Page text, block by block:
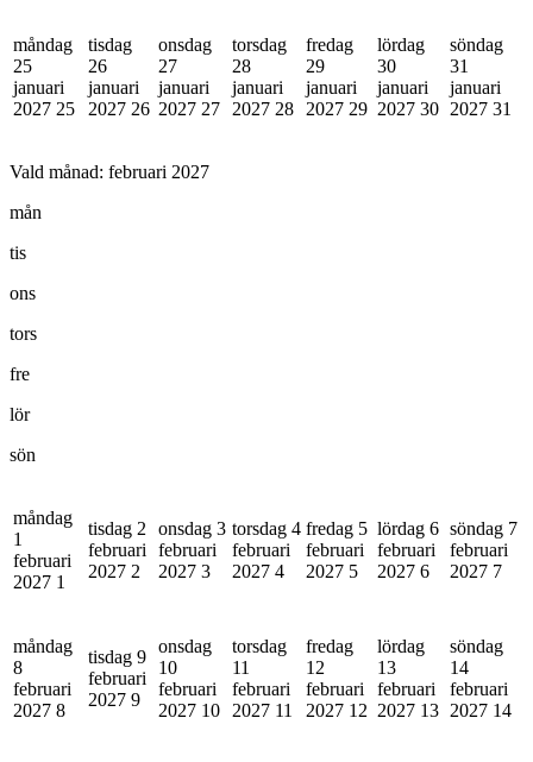
måndag
25
januari
2027 25
tisdag
26
januari
2027 26
onsdag
27
januari
2027 27
torsdag
28
januari
2027 28
fredag
29
januari
2027 29
lördag
30
januari
2027 30
söndag
31
januari
2027 31
Vald månad: februari 2027
mån
tis
ons
tors
fre
lör
sön
måndag
1
februari
2027 1
tisdag 2
februari
2027 2
onsdag 3
februari
2027 3
torsdag 4
februari
2027 4
fredag 5
februari
2027 5
lördag 6
februari
2027 6
söndag 7
februari
2027 7
måndag
8
februari
2027 8
tisdag 9
februari
2027 9
onsdag
10
februari
2027 10
torsdag
11
februari
2027 11
fredag
12
februari
2027 12
lördag
13
februari
2027 13
söndag
14
februari
2027 14